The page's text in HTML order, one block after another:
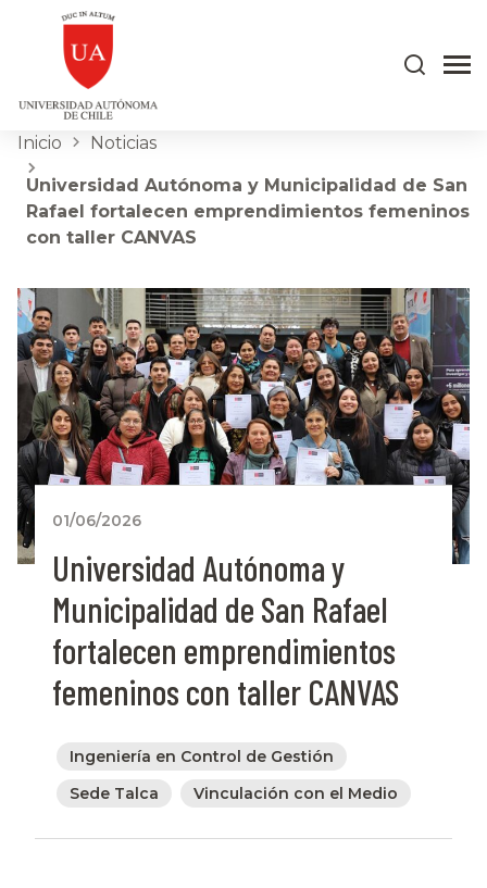
Inicio Noticias
Universidad Autónoma y Municipalidad de San
Rafael fortalecen emprendimientos femeninos
con taller CANVAS
01/06/2026
Universidad Autónoma y
Municipalidad de San Rafael
fortalecen emprendimientos
femeninos con taller CANVAS
Ingeniería en Control de Gestión
Sede Talca
Vinculación con el Medio